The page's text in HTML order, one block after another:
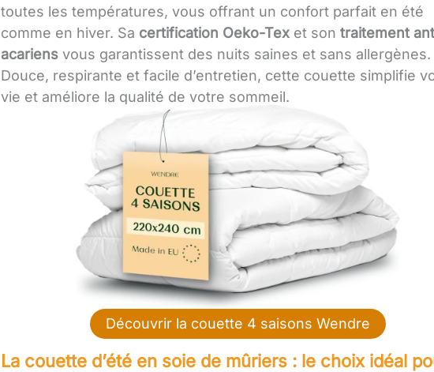
toutes les températures, vous offrant un confort parfait en été
comme en hiver. Sa certification Oeko-Texet son traitement
acariensvous garantissent des nuits saines et sans allergènes.
Douce, respirante et facile d’entretien, cette couette simplifie
vie et améliore la qualité de votre sommeil.
Découvrir la couette 4 saisons Wendre
La couette d’été en soie de mûriers : le choix idéal